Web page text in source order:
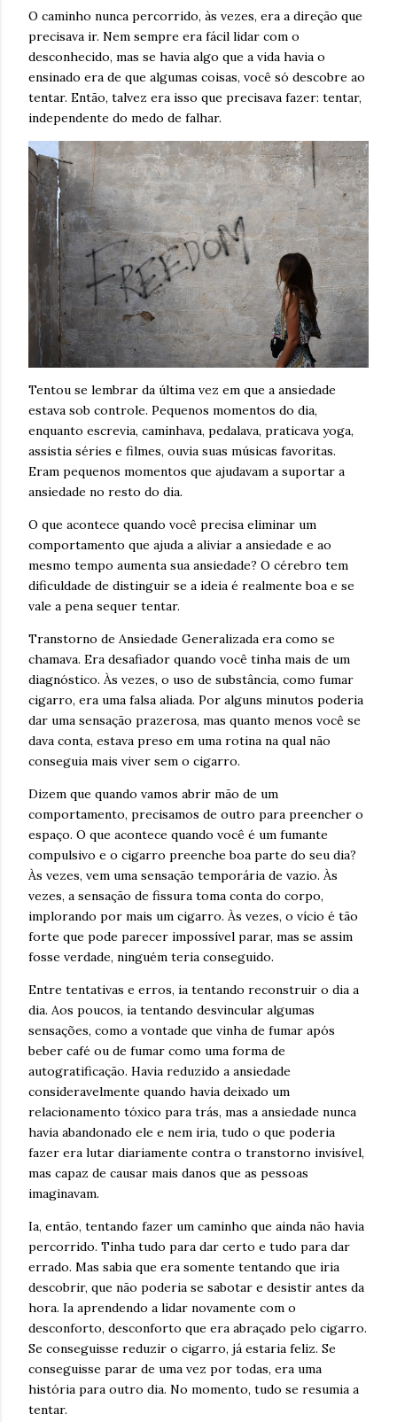
ansiedade, aprendera que o cigarro não era a resposta.
Pelo contrário, que criava mais problemas. Um ano
acreditando em si mesmo e confiando no processo. Um
ano sem fumar cigarro. Um ano. *Ben Oliveira é escritor,
formado em jornalismo . Autor do...
O caminho nunca percorrido, às vezes, era a direção que
precisava ir. Nem sempre era fácil lidar com o
desconhecido, mas se havia algo que a vida havia o
ensinado era de que algumas coisas, você só descobre ao
tentar. Então, talvez era isso que precisava fazer: tentar,
independente do medo de falhar.
Tentou se lembrar da última vez em que a ansiedade
estava sob controle. Pequenos momentos do dia,
enquanto escrevia, caminhava, pedalava, praticava yoga,
assistia séries e filmes, ouvia suas músicas favoritas.
Eram pequenos momentos que ajudavam a suportar a
ansiedade no resto do dia.
O que acontece quando você precisa eliminar um
comportamento que ajuda a aliviar a ansiedade e ao
mesmo tempo aumenta sua ansiedade? O cérebro tem
dificuldade de distinguir se a ideia é realmente boa e se
vale a pena sequer tentar.
Transtorno de Ansiedade Generalizada era como se
chamava. Era desafiador quando você tinha mais de um
diagnóstico. Às vezes, o uso de substância, como fumar
cigarro, era uma falsa aliada. Por alguns minutos poderia
dar uma sensação prazerosa, mas quanto menos você se
dava conta, estava preso em uma rotina na qual não
conseguia mais viver sem o cigarro.
Dizem que quando vamos abrir mão de um
comportamento, precisamos de outro para preencher o
espaço. O que acontece quando você é um fumante
compulsivo e o cigarro preenche boa parte do seu dia?
Às vezes, vem uma sensação temporária de vazio. Às
vezes, a sensação de fissura toma conta do corpo,
implorando por mais um cigarro. Às vezes, o vício é tão
forte que pode parecer impossível parar, mas se assim
fosse verdade, ninguém teria conseguido.
Entre tentativas e erros, ia tentando reconstruir o dia a
dia. Aos poucos, ia tentando desvincular algumas
sensações, como a vontade que vinha de fumar após
beber café ou de fumar como uma forma de
autogratificação. Havia reduzido a ansiedade
consideravelmente quando havia deixado um
relacionamento tóxico para trás, mas a ansiedade nunca
havia abandonado ele e nem iria, tudo o que poderia
fazer era lutar diariamente contra o transtorno invisível,
mas capaz de causar mais danos que as pessoas
imaginavam.
Ia, então, tentando fazer um caminho que ainda não havia
percorrido. Tinha tudo para dar certo e tudo para dar
errado. Mas sabia que era somente tentando que iria
descobrir, que não poderia se sabotar e desistir antes da
hora. Ia aprendendo a lidar novamente com o
desconforto, desconforto que era abraçado pelo cigarro.
Se conseguisse reduzir o cigarro, já estaria feliz. Se
conseguisse parar de uma vez por todas, era uma
história para outro dia. No momento, tudo se resumia a
tentar.